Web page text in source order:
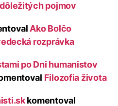
pojmov
Ako Bolčo
rozprávka
po Dni humanistov
Filozofia života
komentoval